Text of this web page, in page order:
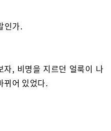
인가.
자, 비명을 지르던 얼룩이 나
뀌어 있었다.